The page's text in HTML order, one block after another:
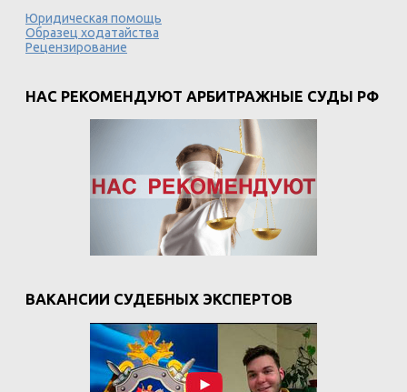
Юридическая помощь
Образец ходатайства
Рецензирование
НАС РЕКОМЕНДУЮТ АРБИТРАЖНЫЕ СУДЫ РФ
ВАКАНСИИ СУДЕБНЫХ ЭКСПЕРТОВ